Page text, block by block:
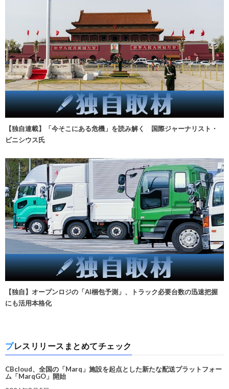
【独自連載】「今そこにある危機」を読み解く 国際ジャーナリスト・
ビニシウス氏
【独自】オープンロジの「AI梱包予測」、トラック必要台数の迅速把握
にも活用本格化
プレスリリースまとめてチェック
CBcloud、全国の「Marq」施設を起点とした新たな配送プラットフォー
ム「MarqGO」開始